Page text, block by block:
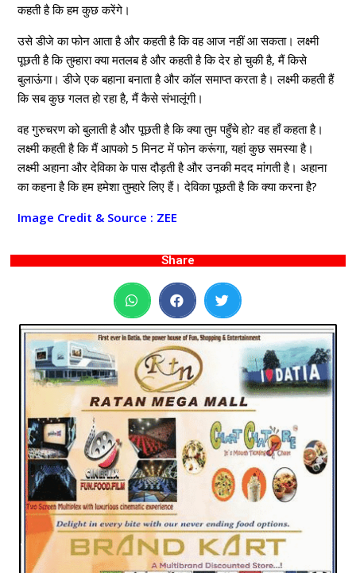
कहती है कि हम कुछ करेंगे।
उसे डीजे का फोन आता है और कहती है कि वह आज नहीं आ सकता। लक्ष्मी
पूछती है कि तुम्हारा क्या मतलब है और कहती है कि देर हो चुकी है, मैं किसे
बुलाऊंगा। डीजे एक बहाना बनाता है और कॉल समाप्त करता है। लक्ष्मी कहती हैं
कि सब कुछ गलत हो रहा है, मैं कैसे संभालूंगी।
वह गुरुचरण को बुलाती है और पूछती है कि क्या तुम पहुँचे हो? वह हाँ कहता है।
लक्ष्मी कहती है कि मैं आपको 5 मिनट में फोन करूंगा, यहां कुछ समस्या है।
लक्ष्मी अहाना और देविका के पास दौड़ती है और उनकी मदद मांगती है। अहाना
का कहना है कि हम हमेशा तुम्हारे लिए हैं। देविका पूछती है कि क्या करना है?
Image Credit & Source : ZEE
Share